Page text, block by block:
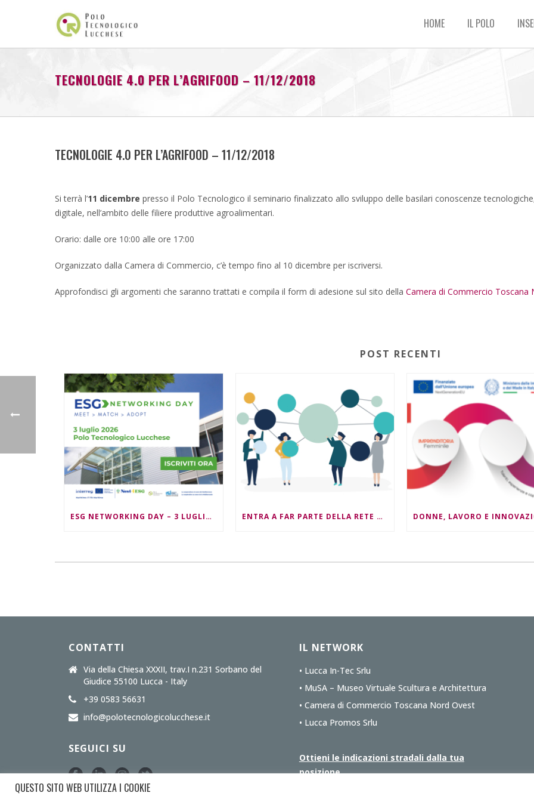
HOME IL POLO
TECNOLOGIE 4.0 PER L’AGRIFOOD – 11/12/2018
TECNOLOGIE 4.0 PER L’AGRIFOOD – 11/12/2018
Si terrà l’11 dicembre presso il Polo Tecnologico il seminario finalizzato allo sviluppo delle basilari conoscenze
digitale, nell’ambito delle filiere produttive agroalimentari.
Orario: dalle ore 10:00 alle ore 17:00
Organizzato dalla Camera di Commercio, c’è tempo fino al 10 dicembre per iscriversi.
Approfondisci gli argomenti che saranno trattati e compila il form di adesione sul sito della Camera di Commercio Toscana
POST RECENTI
ESG NETWORKING DAY – 3 LUGLIO 2026 – ORE 09:30/13:00 ENTRA A FAR PARTE DELLA RETE NEST4ESG !
CONTATTI
Via della Chiesa XXXII, trav.I n.231 Sorbano del
Giudice 55100 Lucca - Italy
+39 0583 56631
info@polotecnologicolucchese.it
SEGUICI SU
IL NETWORK
• Lucca In-Tec Srlu
• MuSA – Museo Virtuale Scultura e Architettura
• Camera di Commercio Toscana Nord Ovest
• Lucca Promos Srlu
Ottieni le indicazioni stradali dalla tua
posizione
QUESTO SITO WEB UTILIZZA I COOKIE